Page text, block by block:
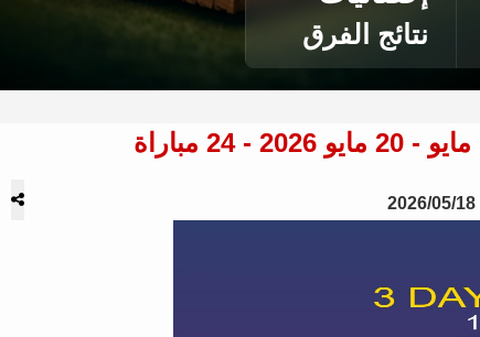
نتائج الفرق
2026/05/18